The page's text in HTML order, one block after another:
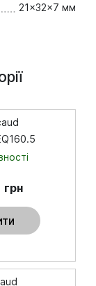
21x32x7 мм
грн